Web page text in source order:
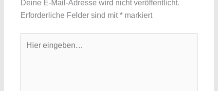
Deine E-Mail-Adresse wird nicht veröffentlicht.
Erforderliche Felder sind mit*markiert
eingeben…